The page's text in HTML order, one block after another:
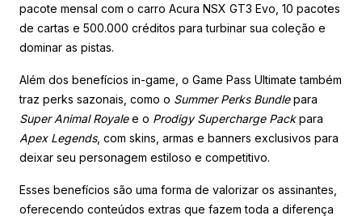
pacote mensal com o carro Acura NSX GT3 Evo, 10 pacotes
de cartas e 500.000 créditos para turbinar sua coleção e
dominar as pistas.
Além dos benefícios in-game, o Game Pass Ultimate também
traz perks sazonais, como o Summer Perks Bundlepara
Super Animal Royalee o Prodigy Supercharge Packpara
Apex Legends, com skins, armas e banners exclusivos para
deixar seu personagem estiloso e competitivo.
Esses benefícios são uma forma de valorizar os assinantes,
oferecendo conteúdos extras que fazem toda a diferença